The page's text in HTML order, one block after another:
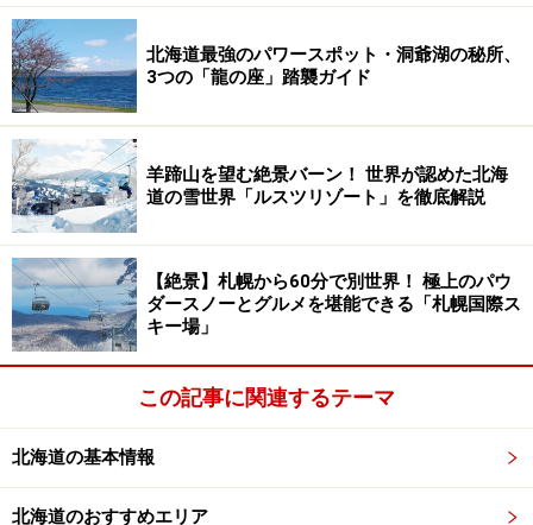
1/ 3
北海道最強のパワースポット・洞爺湖の秘所、
3つの「龍の座」踏襲ガイド
羊蹄山を望む絶景バーン！ 世界が認めた北海
道の雪世界「ルスツリゾート」を徹底解説
【絶景】札幌から60分で別世界！ 極上のパウ
ダースノーとグルメを堪能できる「札幌国際ス
キー場」
この記事に関連するテーマ
北海道の基本情報
北海道のおすすめエリア